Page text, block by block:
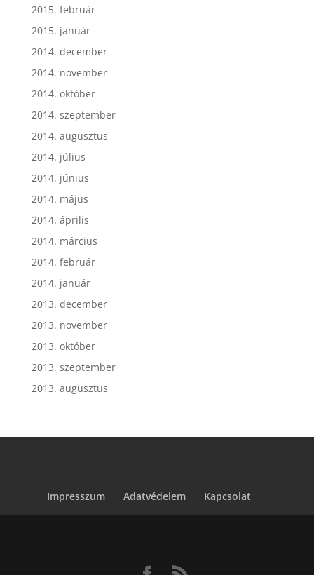
2015. február
2015. január
2014. december
2014. november
2014. október
2014. szeptember
2014. augusztus
2014. július
2014. június
2014. május
2014. április
2014. március
2014. február
2014. január
2013. december
2013. november
2013. október
2013. szeptember
2013. augusztus
Impresszum Adatvédelem Kapcsolat